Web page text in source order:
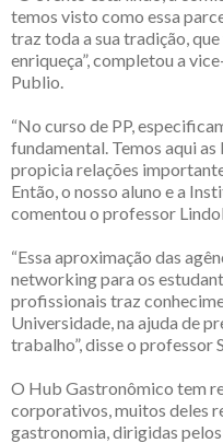
temos visto como essa
traz toda a sua tradição,
enriqueça”, completou a
Publio.
“No curso de PP,
fundamental. Temos aqui
propicia relações
Então, o nosso aluno e a
comentou o professor
“Essa aproximação das
networking para os
profissionais traz
Universidade, na ajuda de
trabalho”, disse o professor
O Hub Gastronômico tem
corporativos, muitos deles
gastronomia, dirigidas